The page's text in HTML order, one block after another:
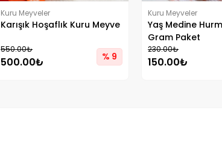
Kuru Meyveler
Karışık Hoşaflık Kuru Meyve
550.00₺
500.00₺ % 9
Kuru Meyveler
Yaş Medine
Gram Paket
230.00₺
150.00₺